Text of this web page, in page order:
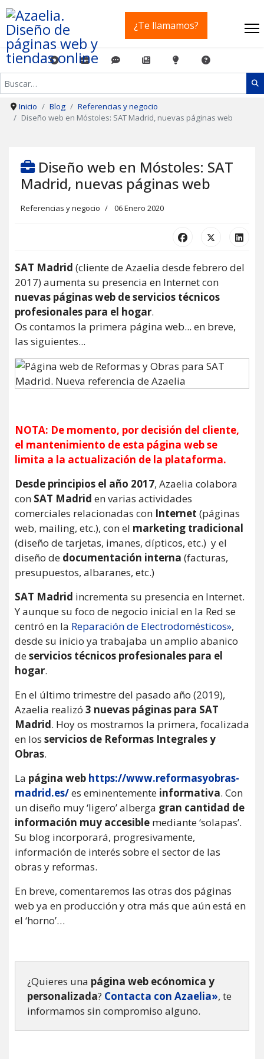
¿Te llamamos?
Buscar
Inicio Blog
Referencias y negocio
Diseño web en Móstoles: SAT Madrid, nuevas páginas web
Diseño web en Móstoles: SAT
Madrid, nuevas páginas web
Referencias y negocio 06 Enero 2020
SAT Madrid (cliente de Azaelia desde febrero del
2017) aumenta su presencia en Internet con
nuevas páginas web de servicios técnicos
profesionales para el hogar.
Os contamos la primera página web... en breve,
las siguientes...
NOTA: De momento, por decisión del cliente,
el mantenimiento de esta página web se
limita a la actualización de la plataforma.
Desde principios el año 2017, Azaelia colabora
con SAT Madrid en varias actividades
comerciales relacionadas con Internet (páginas
web, mailing, etc.), con el marketing tradicional
(diseño de tarjetas, imanes, dípticos, etc.) y el
diseño de documentación interna (facturas,
presupuestos, albaranes, etc.)
SAT Madrid incrementa su presencia en Internet.
Y aunque su foco de negocio inicial en la Red se
centró en la Reparación de Electrodomésticos»,
desde su inicio ya trabajaba un amplio abanico
de servicios técnicos profesionales para el
hogar.
En el último trimestre del pasado año (2019),
Azaelia realizó 3 nuevas páginas para SAT
Madrid. Hoy os mostramos la primera, focalizada
en los servicios de Reformas Integrales y
Obras.
La página web https://www.reformasyobras-
madrid.es/es eminentemente informativa. Con
un diseño muy ‘ligero’ alberga gran cantidad de
información muy accesible mediante ‘solapas’.
Su blog incorporará, progresivamente,
información de interés sobre el sector de las
obras y reformas.
En breve, comentaremos las otras dos páginas
web ya en producción y otra más que aún está en
el ‘horno’…
¿Quieres una página web ecónomica y
personalizada? Contacta con Azaelia», te
informamos sin compromiso alguno.